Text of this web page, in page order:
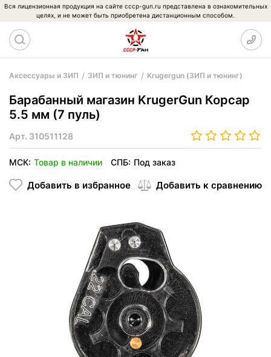
Вся лицензионная продукция на сайте cccp-gun.ru представлена в ознакомительных
целях, и не может быть приобретена дистанционным способом.
Аксессуары и ЗИП ЗИП и тюнинг Krugergun (ЗИП и тюнинг)
Барабанный магазин KrugerGun Корсар
5.5 мм (7 пуль)
Арт. 310511128
МСК: Товар в наличии СПБ: Под заказ
Добавить в избранное Добавить к сравнению